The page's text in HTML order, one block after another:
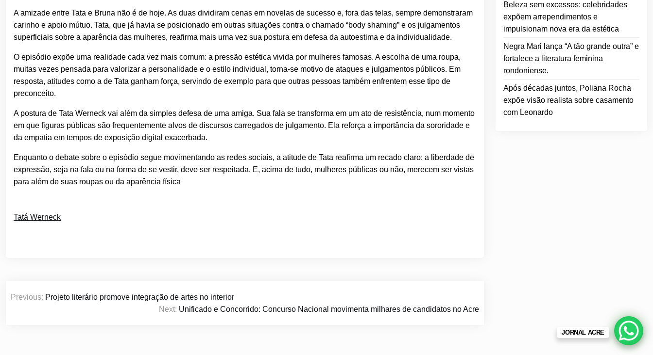
A amizade entre Tata e Bruna não é de hoje. As duas dividiram cenas em novelas de sucesso e, fora das telas, sempre demonstraram
carinho e apoio mútuo. Tata, que já havia se posicionado em outras situações contra o chamado “body shaming” e os julgamentos
superficiais sobre a aparência das mulheres, reafirma mais uma vez sua postura em defesa da autoestima e da individualidade.
O episódio expõe uma realidade cada vez mais comum: a pressão estética vivida por mulheres famosas. A escolha de uma roupa,
muitas vezes pensada para valorizar a personalidade e o estilo individual, torna-se motivo de ataques e julgamentos públicos. Em
resposta, atitudes como a de Tata ganham força, servindo de exemplo para que outras pessoas também enfrentem esse tipo de
preconceito.
A postura de Tata Werneck vai além da simples defesa de uma amiga. Sua fala se transforma em um ato de resistência, num momento
em que figuras públicas são frequentemente alvos de discursos carregados de julgamento. Ela reforça a importância da sororidade e
da empatia em tempos de exposição digital exacerbada.
Enquanto o debate sobre o episódio segue movimentando as redes sociais, a atitude de Tata reafirma um recado claro: a liberdade de
expressão, seja na fala ou na forma de se vestir, deve ser respeitada. E, acima de tudo, mulheres públicas ou não, merecem ser vistas
para além de suas roupas ou da aparência física
Tatá Werneck
de
Previous: Projeto literário promove integração de artes no interior
Next: Unificado e Concorrido: Concurso Nacional movimenta milhares de candidatos no Acre
Beleza sem excessos: celebridades
expõem arrependimentos e
impulsionam nova era da estética
Negra Mari lança “A tão grande outra” e
fortalece a literatura feminina
rondoniense.
Após décadas juntos, Poliana Rocha
expõe visão realista sobre casamento
com Leonardo
JORNAL ACRE